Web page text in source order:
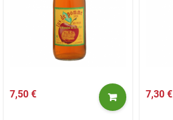
7,50 € 7,30 €